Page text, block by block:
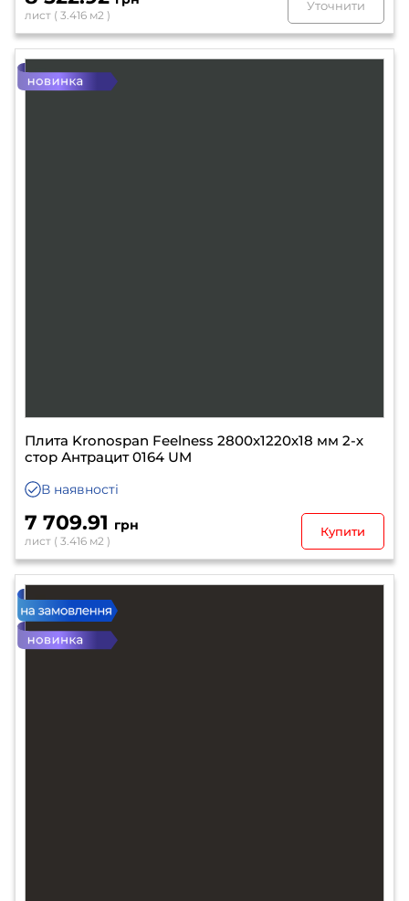
лист ( 3.416 м2 )
Уточнити
Плита Kronospan Feelness 2800х1220х18 мм 2-х
стор Антрацит 0164 UM
В наявності
7 709.91 грн
лист ( 3.416 м2 )
Купити